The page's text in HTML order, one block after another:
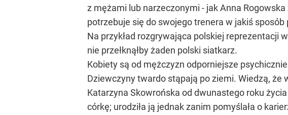
z mężami lub narzeczonymi - jak Anna
potrzebuje się do swojego trenera w jakiś
Na przykład rozgrywająca polskiej reprezentacji
nie przełknąłby żaden polski siatkarz.
Kobiety są od mężczyzn odporniejsze
Dziewczyny twardo stąpają po ziemi. Wiedzą, że
Katarzyna Skowrońska od dwunastego roku
córkę; urodziła ją jednak zanim pomyślała o